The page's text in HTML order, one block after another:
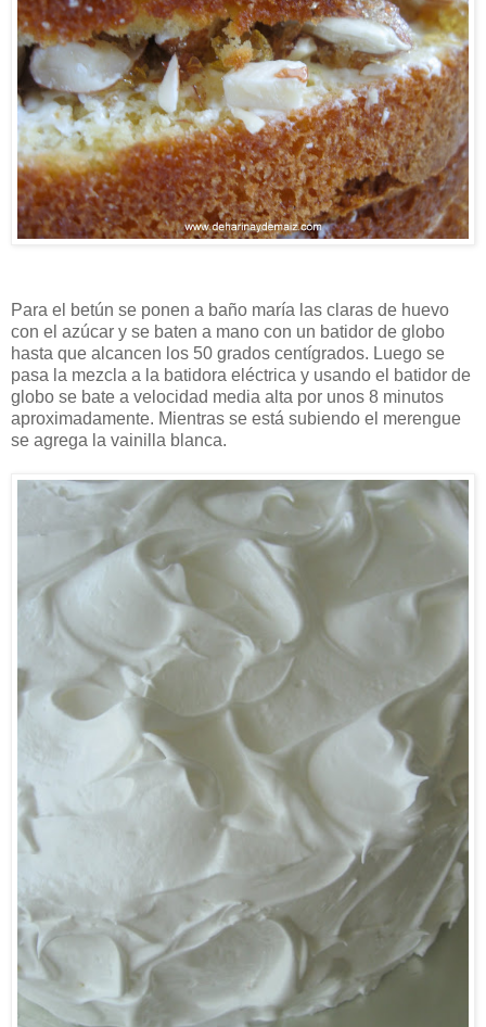
Para el betún se ponen a baño maría las claras de huevo
con el azúcar y se baten a mano con un batidor de globo
hasta que alcancen los 50 grados centígrados. Luego se
pasa la mezcla a la batidora eléctrica y usando el batidor de
globo se bate a velocidad media alta por unos 8 minutos
aproximadamente. Mientras se está subiendo el merengue
se agrega la vainilla blanca.